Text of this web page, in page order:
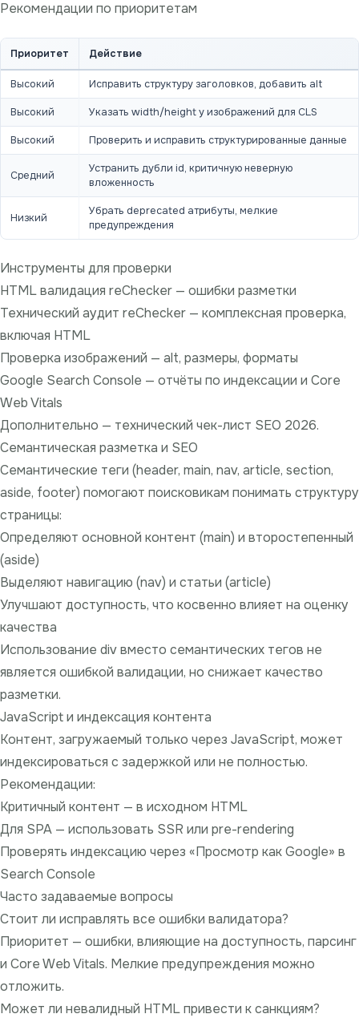
Рекомендации по приоритетам
Приоритет Действие
Высокий Исправить структуру заголовков, добавить alt
Высокий Указать width/height у изображений для CLS
Высокий Проверить и исправить структурированные данные
Средний
Устранить дубли id, критичную неверную
вложенность
Низкий
Убрать deprecated атрибуты, мелкие
предупреждения
Инструменты для проверки
HTML валидация reChecker — ошибки разметки
Технический аудит reChecker — комплексная проверка,
включая HTML
Проверка изображений — alt, размеры, форматы
Google Search Console — отчёты по индексации и Core
Web Vitals
Дополнительно — технический чек-лист SEO 2026.
Семантическая разметка и SEO
Семантические теги (header, main, nav, article, section,
aside, footer) помогают поисковикам понимать структуру
страницы:
Определяют основной контент (main) и второстепенный
(aside)
Выделяют навигацию (nav) и статьи (article)
Улучшают доступность, что косвенно влияет на оценку
качества
Использование div вместо семантических тегов не
является ошибкой валидации, но снижает качество
разметки.
JavaScript и индексация контента
Контент, загружаемый только через JavaScript, может
индексироваться с задержкой или не полностью.
Рекомендации:
Критичный контент — в исходном HTML
Для SPA — использовать SSR или pre-rendering
Проверять индексацию через «Просмотр как Google» в
Search Console
Часто задаваемые вопросы
Стоит ли исправлять все ошибки валидатора?
Приоритет — ошибки, влияющие на доступность, парсинг
и Core Web Vitals. Мелкие предупреждения можно
отложить.
Может ли невалидный HTML привести к санкциям?